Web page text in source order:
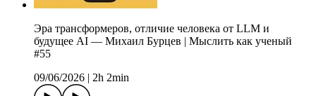
Эра трансформеров, отличие человека от LLM и
будущее AI — Михаил Бурцев | Мыслить как ученый
#55
09/06/2026
2h 2min